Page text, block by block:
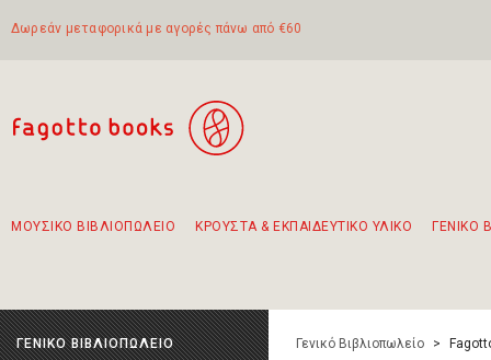
Δωρεάν μεταφορικά με αγορές πάνω από €60
ΜΟΥΣΙΚΟ ΒΙΒΛΙΟΠΩΛΕΙΟ ΚΡΟΥΣΤΑ & ΕΚΠΑΙΔΕΥΤΙΚΟ ΥΛΙΚΟ ΓΕΝΙΚΟ
ΓΕΝΙΚΟ ΒΙΒΛΙΟΠΩΛΕΙΟ Γενικό Βιβλιοπωλείο >